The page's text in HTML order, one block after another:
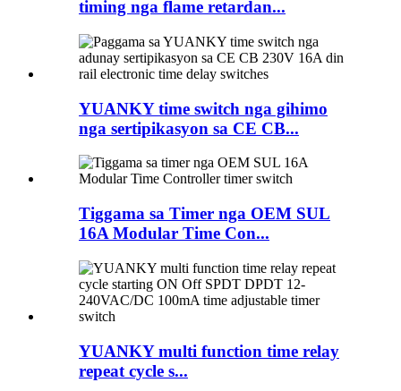
timing nga flame retardan...
YUANKY time switch nga gihimo
nga sertipikasyon sa CE CB...
Tiggama sa Timer nga OEM SUL
16A Modular Time Con...
YUANKY multi function time relay
repeat cycle s...